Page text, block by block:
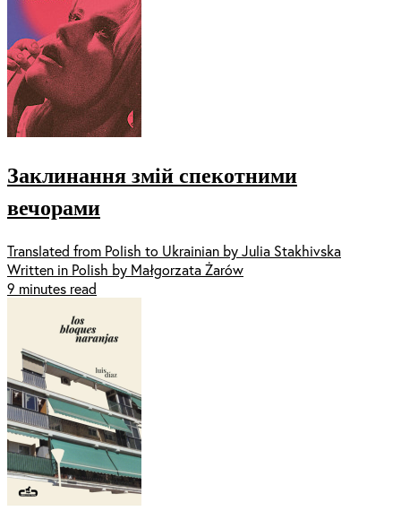
Заклинання змій спекотними
вечорами
Translated from Polish to Ukrainian by Julia Stakhivska
Written in Polish by Małgorzata Żarów
9 minutes read